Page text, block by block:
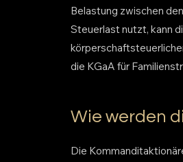
Belastung zwischen
Steuerlast nutzt, kann
die KGaA für
Wie werden
Die